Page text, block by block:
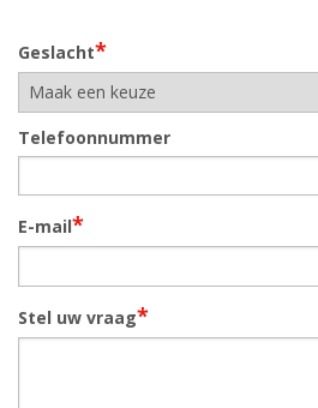
Geslacht*
Telefoonnummer
E-mail*
Stel uw vraag*